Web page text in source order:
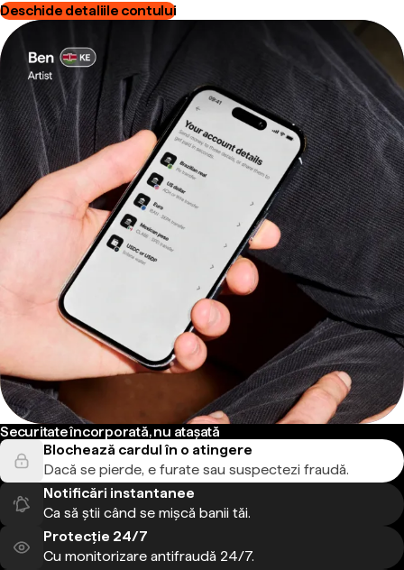
Deschide detaliile contului
Securitate încorporată, nu atașată
Blochează cardul în o atingere
Dacă se pierde, e furate sau suspectezi fraudă.
Notificări instantanee
Ca să știi când se mișcă banii tăi.
Protecție 24/7
Cu monitorizare antifraudă 24/7.